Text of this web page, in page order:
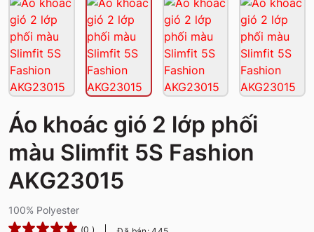
Áo khoác gió 2 lớp phối
màu Slimfit 5S Fashion
AKG23015
100% Polyester
(0 )